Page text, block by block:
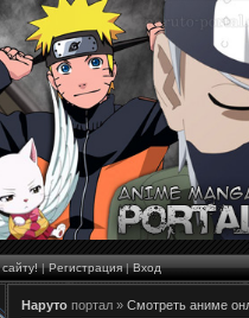
|Регистрация|Вход
Наруто портал » Cмотреть аниме